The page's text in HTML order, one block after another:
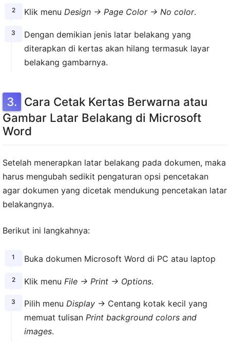
Klik menu Design → Page Color → No color.
Dengan demikian jenis latar belakang yang
diterapkan di kertas akan hilang termasuk layar
belakang gambarnya.
Cara Cetak Kertas Berwarna atau
Gambar Latar Belakang di Microsoft
Word
Setelah menerapkan latar belakang pada dokumen, maka
harus mengubah sedikit pengaturan opsi pencetakan
agar dokumen yang dicetak mendukung pencetakan latar
belakangnya.
Berikut ini langkahnya:
Buka dokumen Microsoft Word di PC atau laptop
Klik menu File → Print → Options.
Pilih menu Display→ Centang kotak kecil yang
memuat tulisan Print background colors and
images.